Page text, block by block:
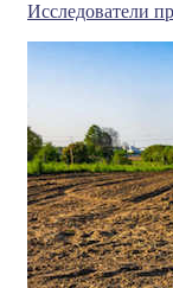
Исследователи